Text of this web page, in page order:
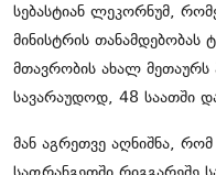
სებასტიან ლეკორნუმ,
მინისტრის თანამდებობას
მთავრობის ახალ მეთაურს
სავარაუდოდ, 48 საათში
მან აგრეთვე აღნიშნა,